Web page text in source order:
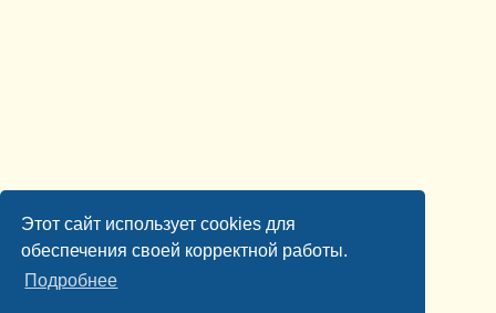
Этот сайт использует cookies для
обеспечения своей корректной работы.
Подробнее